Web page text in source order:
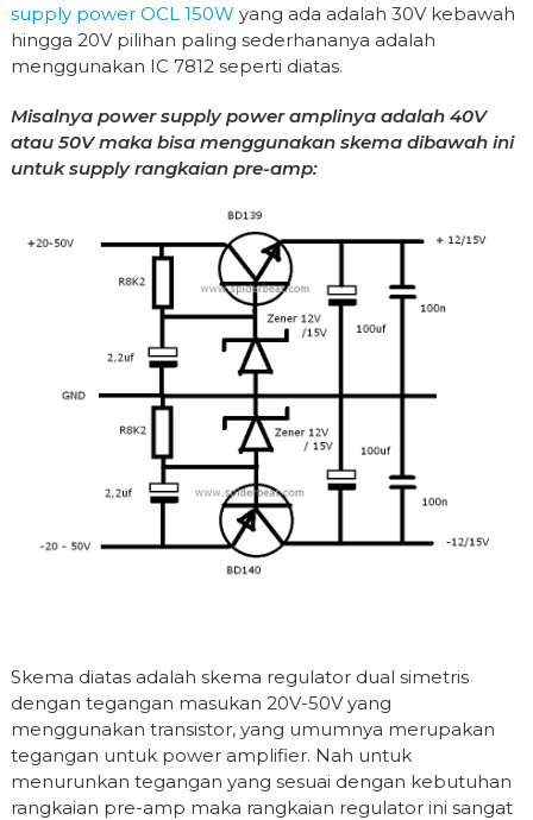
supply power OCL 150W yang ada adalah 30V kebawah
hingga 20V pilihan paling sederhananya adalah
menggunakan IC 7812 seperti diatas.
Misalnya power supply power amplinya adalah 40V
atau 50V maka bisa menggunakan skema dibawah ini
untuk supply rangkaian pre-amp:
Skema diatas adalah skema regulator dual simetris
dengan tegangan masukan 20V-50V yang
menggunakan transistor, yang umumnya merupakan
tegangan untuk power amplifier. Nah untuk
menurunkan tegangan yang sesuai dengan kebutuhan
rangkaian pre-amp maka rangkaian regulator ini sangat